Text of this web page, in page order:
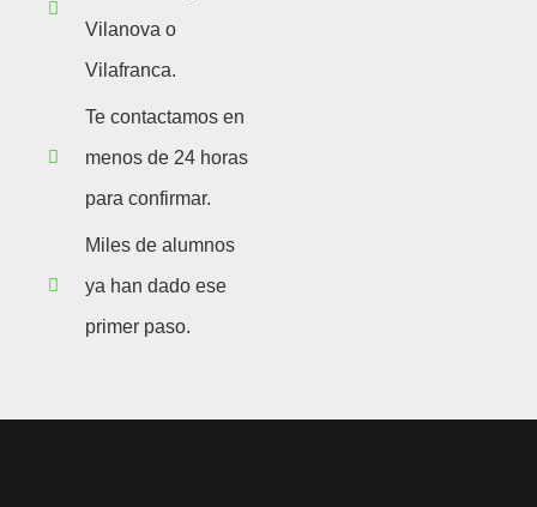
Vilanova o
Vilafranca.
Te contactamos en
menos de 24 horas
para confirmar.
Miles de alumnos
ya han dado ese
primer paso.